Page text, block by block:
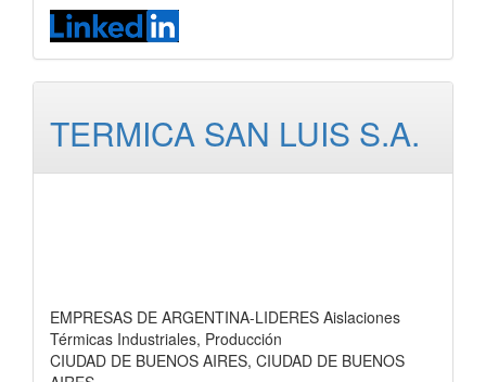
TERMICA SAN LUIS S.A.
EMPRESAS DE ARGENTINA-LIDERES Aislaciones
Térmicas Industriales, Producción
CIUDAD DE BUENOS AIRES, CIUDAD DE BUENOS